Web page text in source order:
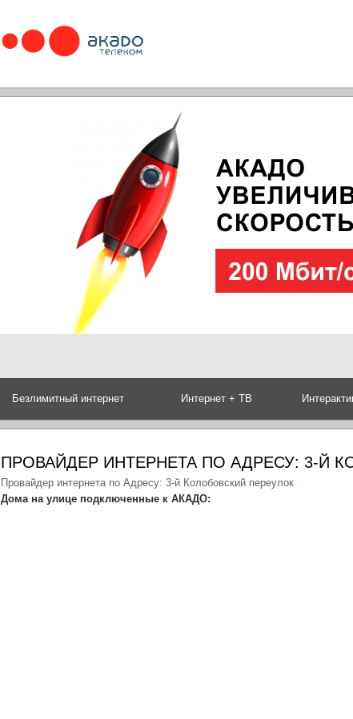
Безлимитный интернет Интернет + ТВ
ПРОВАЙДЕР ИНТЕРНЕТА ПО АДРЕСУ: 3-Й
Провайдер интернета по Адресу: 3-й Колобовский переулок
Дома на улице подключенные к АКАДО: